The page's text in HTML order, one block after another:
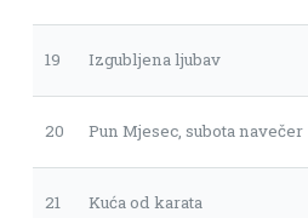
19 Izgubljena ljubav
20 Pun Mjesec, subota navečer
21 Kuća od karata